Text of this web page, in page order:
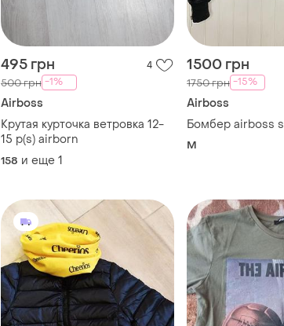
495 грн 4
500 грн -1%
Airboss
Крутая курточка ветровка 12-
15 р(s) airborn
158 и еще 1
1500 грн
1750 грн -15%
Airboss
Бомбер airboss s
M